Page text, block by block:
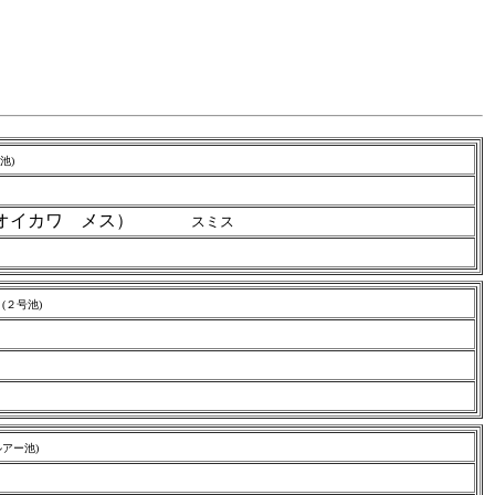
)
オイカワ メス） スミス
(２号池)
アー池)